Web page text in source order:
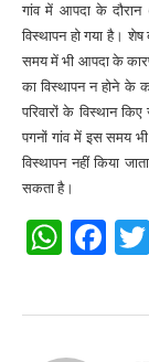
गांव में आपदा के दौरान
विस्थापन हो गया है। शेष
समय में भी आपदा के
का विस्थापन न होने के
परिवारों के विस्थान
पगनों गांव में इस समय
विस्थापन नहीं किया
सकता है।